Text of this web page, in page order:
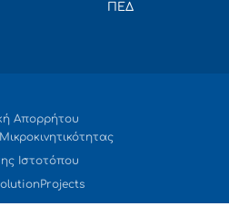
ΠΕΔ
Απορρήτου
Ιστοτόπου